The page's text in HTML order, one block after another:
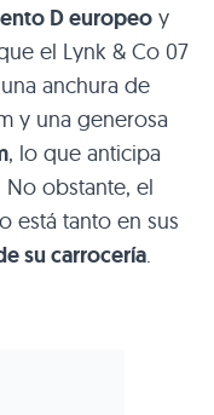
D europeo y
el Lynk & Co 07
anchura de
y una generosa
, lo que anticipa
No obstante, el
está tanto en sus
su carrocería.